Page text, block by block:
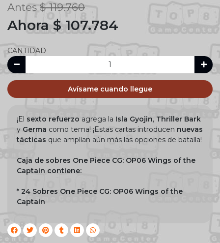
Antes $ 119.760
Ahora $ 107.784
CANTIDAD
Avísame cuando llegue
¡El sexto refuerzo agrega la Isla Gyojin, Thriller Bark
y Germa como tema! ¡Estas cartas introducen nuevas
tácticas que amplían aún más las opciones de batalla!
Caja de sobres One Piece CG: OP06 Wings of the
Captain contiene:
* 24 Sobres One Piece CG: OP06 Wings of the
Captain